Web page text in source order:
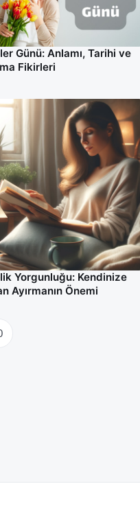
Günü: Anlamı, Tarihi ve
Fikirleri
Yorgunluğu: Kendinize
Ayırmanın Önemi